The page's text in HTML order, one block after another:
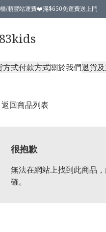
/順豐站運費❤️滿$650免運費送上門
方式付款方式關於我們退貨
返回商品列表
很抱歉
無法在網站上找到此商品
確。